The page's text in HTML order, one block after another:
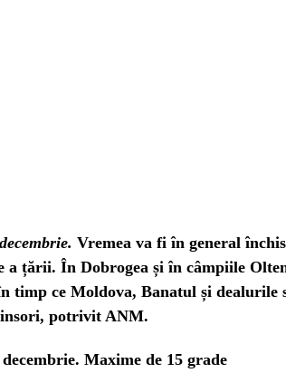
Vremea va fi în general
a țării. În Dobrogea și în câmpiile
timp ce Moldova, Banatul și dealurile
potrivit ANM.
Maxime de 15 grade